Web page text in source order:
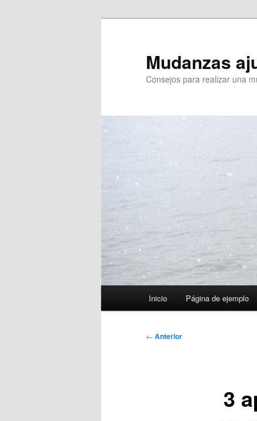
Mudanzas
Consejos para realizar una
Inicio Página de ejemplo
Navegación
← Anterior
3